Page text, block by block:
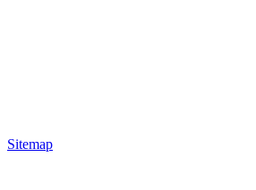
Sitemap